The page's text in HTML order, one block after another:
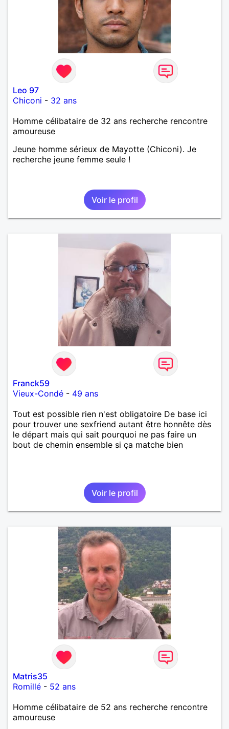
Leo 97
Chiconi - 32 ans
Homme célibataire de 32 ans recherche rencontre
amoureuse
Jeune homme sérieux de Mayotte (Chiconi). Je
recherche jeune femme seule !
Voir le profil
Franck59
Vieux-Condé - 49 ans
Tout est possible rien n'est obligatoire De base ici
pour trouver une sexfriend autant être honnête dès
le départ mais qui sait pourquoi ne pas faire un
bout de chemin ensemble si ça matche bien
Voir le profil
Matris35
Romillé - 52 ans
Homme célibataire de 52 ans recherche rencontre
amoureuse